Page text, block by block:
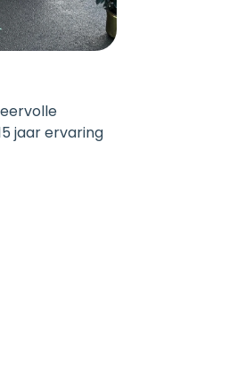
jaar ervaring